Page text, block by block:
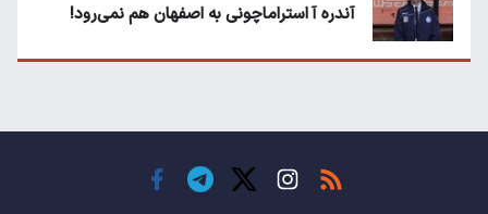
آندره آ استراماچونی به اصفهان هم نمی‌رود!
حسن روی هوا!